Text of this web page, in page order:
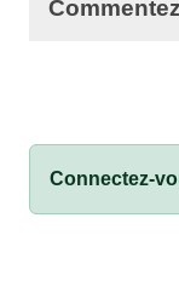
Connectez-